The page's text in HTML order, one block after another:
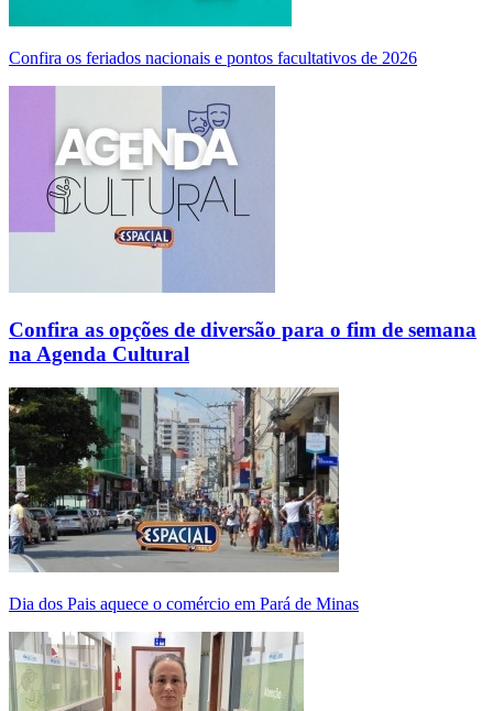
Confira os feriados nacionais e pontos facultativos de 2026
Confira as opções de diversão para o fim de semana
na Agenda Cultural
Dia dos Pais aquece o comércio em Pará de Minas